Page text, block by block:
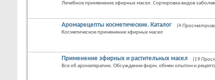
Лечебное применение эфирных масел. Сортировка видов
Аромарецепты косметические. Каталог
(4
Косметическое применение эфирных масел
Применение эфирных и растительных масел
(19
Все об ароматерапии. Обсуждение фирм, обмен опытом и